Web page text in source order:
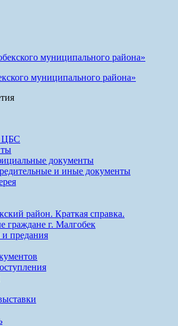
муниципального района»
ЦБС
документы
и иные документы
район. Краткая справка.
граждане г. Малгобек
предания